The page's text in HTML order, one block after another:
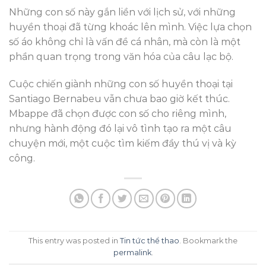
Những con số này gắn liền với lịch sử, với những
huyền thoại đã từng khoác lên mình. Việc lựa chọn
số áo không chỉ là vấn đề cá nhân, mà còn là một
phần quan trọng trong văn hóa của câu lạc bộ.
Cuộc chiến giành những con số huyền thoại tại
Santiago Bernabeu vẫn chưa bao giờ kết thúc.
Mbappe đã chọn được con số cho riêng mình,
nhưng hành động đó lại vô tình tạo ra một câu
chuyện mới, một cuộc tìm kiếm đầy thú vị và kỳ
công.
This entry was posted in Tin tức thể thao . Bookmark the
permalink.